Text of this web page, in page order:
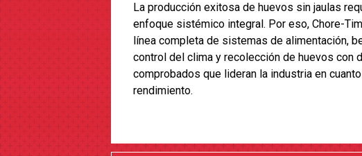
La producción exitosa de huevos sin jaulas
enfoque sistémico integral. Por eso, Chore-
línea completa de sistemas de alimentación,
control del clima y recolección de huevos con
comprobados que lideran la industria en
rendimiento.